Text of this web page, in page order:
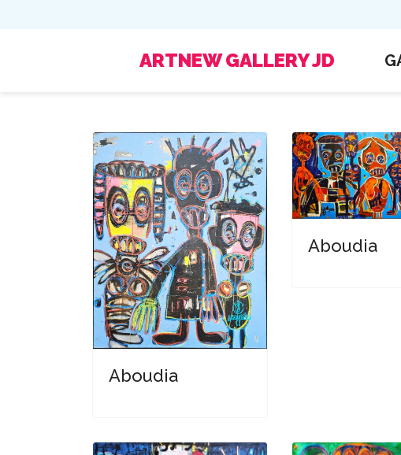
ARTNEW GALLERY JD
Aboudia
Aboudia